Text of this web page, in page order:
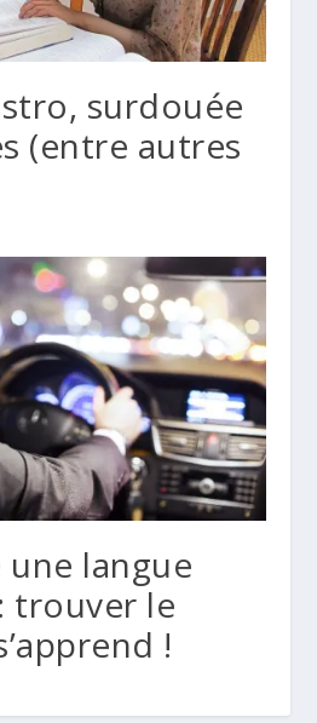
surdouée
(entre autres
langue
trouver le
!